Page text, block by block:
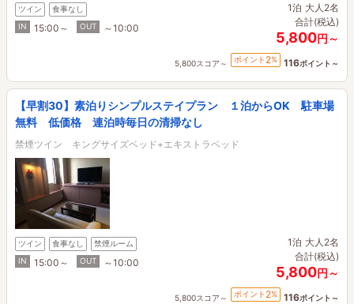
ツイン
食事なし
IN
15:00～ OUT ～10:00
1泊 大人2名
合計(税込)
5,800円～
5,800スコア～ ポイント 2% 116ポイント～
【早割30】素泊りシンプルステイプラン １泊からOK 駐車場
無料 低価格 連泊時毎日の清掃なし
禁煙ツイン キングサイズベッド+エキストラベッド
ツイン 食事なし
禁煙ルーム
IN
15:00～ OUT ～10:00
1泊 大人2名
合計(税込)
5,800円～
5,800スコア～ ポイント 2% 116ポイント～